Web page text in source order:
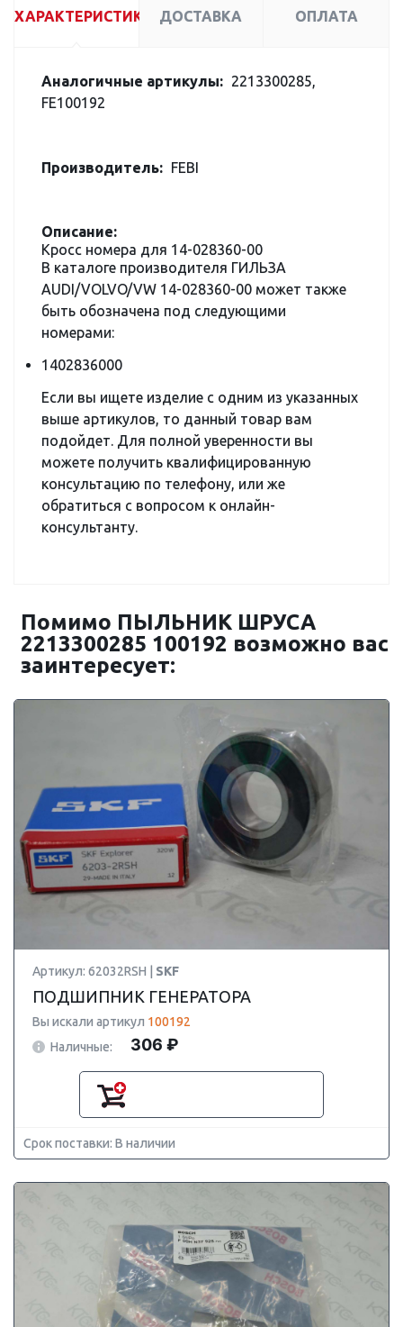
ХАРАКТЕРИСТИКИ ДОСТАВКА ОПЛАТА
Аналогичные артикулы: 2213300285,
FE100192
Производитель: FEBI
Описание:
Кросс номера для 14-028360-00
В каталоге производителя ГИЛЬЗА
AUDI/VOLVO/VW 14-028360-00 может также
быть обозначена под следующими
номерами:
1402836000
Если вы ищете изделие с одним из указанных
выше артикулов, то данный товар вам
подойдет. Для полной уверенности вы
можете получить квалифицированную
консультацию по телефону, или же
обратиться с вопросом к онлайн-
консультанту.
Помимо ПЫЛЬНИК ШРУСА
2213300285 100192 возможно вас
заинтересует:
Артикул: 62032RSH | SKF
ПОДШИПНИК ГЕНЕРАТОРА
Вы искали артикул 100192
Наличные:
306 ₽
Срок поставки: В наличии